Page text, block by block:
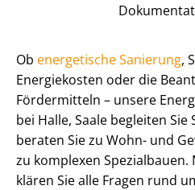
Ob energetische Sanierung,
Energiekosten oder die
Fördermitteln – unsere
bei Halle, Saale begleiten
beraten Sie zu Wohn- und
zu komplexen
klären Sie alle Fragen rund